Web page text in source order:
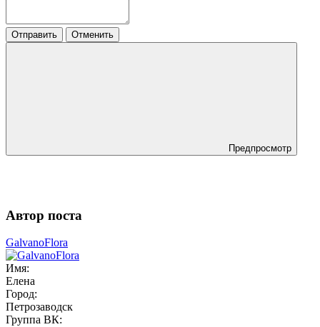
Отправить Отменить
Предпросмотр
Автор поста
GalvanoFlora
Имя:
Елена
Город:
Петрозаводск
Группа ВК: